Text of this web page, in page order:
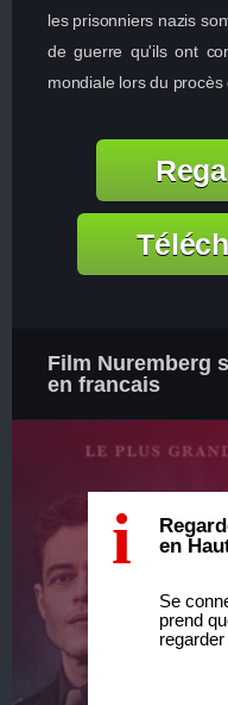
les prisonniers nazis
de guerre qu'ils ont
mondiale lors du procès
Film Nuremberg
en francais
i
en
Se
prend